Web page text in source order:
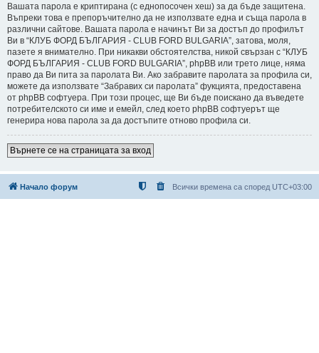
Вашата парола е криптирана (с еднопосочен хеш) за да бъде защитена.
Въпреки това е препоръчително да не използвате една и съща парола в
различни сайтове. Вашата парола е начинът Ви за достъп до профилът
Ви в “КЛУБ ФОРД БЪЛГАРИЯ - CLUB FORD BULGARIA”, затова, моля,
пазете я внимателно. При никакви обстоятелства, никой свързан с “КЛУБ
ФОРД БЪЛГАРИЯ - CLUB FORD BULGARIA”, phpBB или трето лице, няма
право да Ви пита за паролата Ви. Ако забравите паролата за профила си,
можете да използвате “Забравих си паролата” фукцията, предоставена
от phpBB софтуера. При този процес, ще Ви бъде поискано да въведете
потребителското си име и емейл, след което phpBB софтуерът ще
генерира нова парола за да достъпите отново профила си.
Върнете се на страницата за вход
Начало форум Всички времена са според UTC+03:00